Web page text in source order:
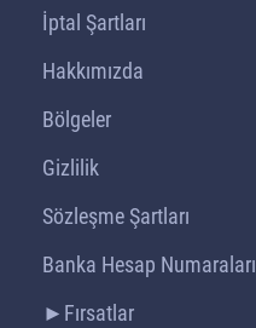
İptal Şartları
Hakkımızda
Bölgeler
Gizlilik
Sözleşme Şartları
Banka Hesap Numaraları
►Fırsatlar